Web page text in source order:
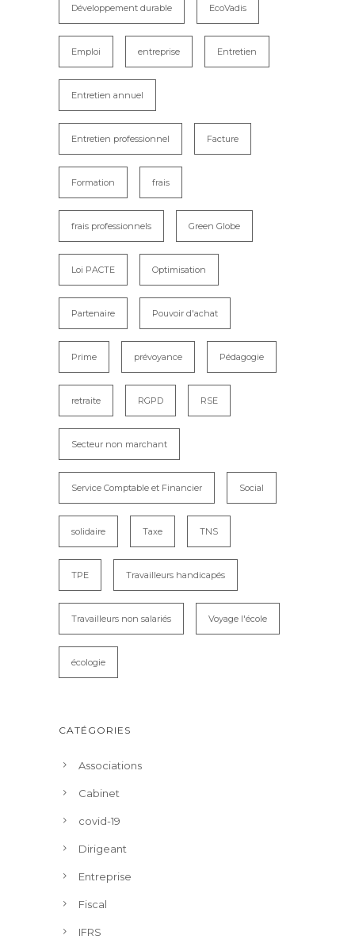
Développement durable EcoVadis
Emploi entreprise Entretien
Entretien annuel
Entretien professionnel Facture
Formation frais
frais professionnels Green Globe
Loi PACTE Optimisation
Partenaire Pouvoir d'achat
Prime prévoyance Pédagogie
retraite RGPD RSE
Secteur non marchant
Service Comptable et Financier Social
solidaire Taxe TNS
TPE Travailleurs handicapés
Travailleurs non salariés Voyage l'école
écologie
CATÉGORIES
Associations
Cabinet
covid-19
Dirigeant
Entreprise
Fiscal
IFRS